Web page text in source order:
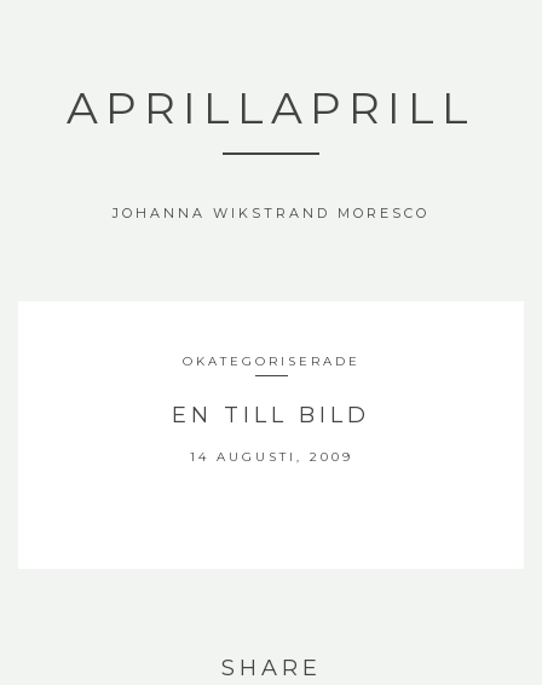
APRILLAPRILL
JOHANNA WIKSTRAND MORESCO
OKATEGORISERADE
EN TILL BILD
14 AUGUSTI, 2009
SHARE